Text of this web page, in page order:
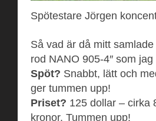
Spötestare Jörgen
Så vad är då mitt
rod NANO 905-4″ som
Spöt? Snabbt, lätt och
ger tummen upp!
Priset? 125 dollar – cirka
kronor. Tummen upp!